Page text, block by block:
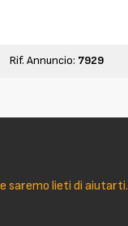
Rif. Annuncio: 7929
saremo lieti di aiutarti.